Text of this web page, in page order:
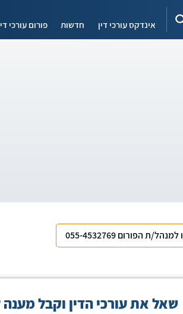
אינדקס עורכי דין חדשות פורום עורכי
ת הפורום 055-4532769
שאל את עורכי הדין וקבל מענה